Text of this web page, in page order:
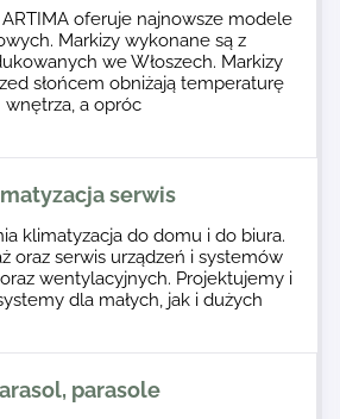
oferuje najnowsze modele
Markizy wykonane są z
we Włoszech. Markizy
słońcem obniżają temperaturę
wnętrza, a opróc
serwis
klimatyzacja do domu i do biura.
oraz serwis urządzeń i systemów
wentylacyjnych. Projektujemy i
dla małych, jak i dużych
parasole